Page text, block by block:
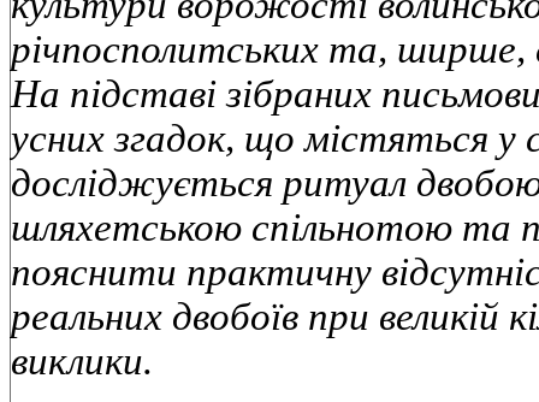
річпосполитських та, ширше,
На підставі зібраних
усних згадок, що містяться у
досліджується ритуал
шляхетською спільнотою та
пояснити практичну
реальних двобоїв при великій
виклики.